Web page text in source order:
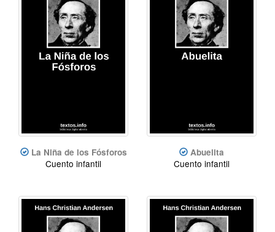
La Niña de los Fósforos
Cuento infantil
Abuelita
Cuento infantil